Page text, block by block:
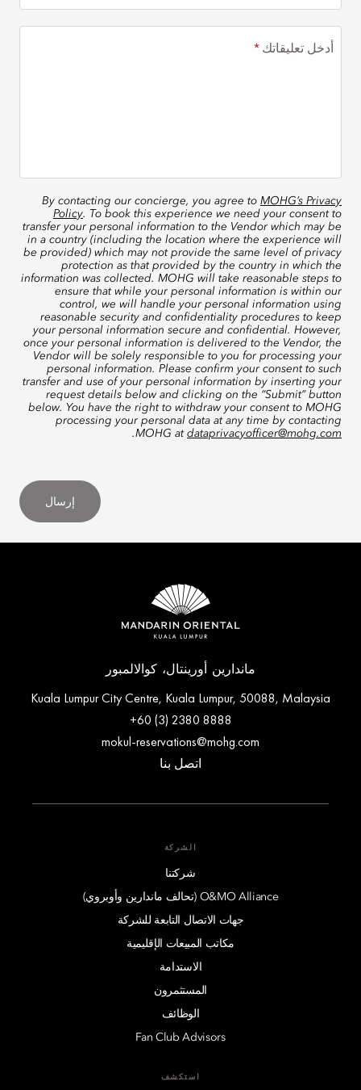
أدخل تعليقاتك
By contacting our concierge, you agree to MOHG’s Privacy
Policy. To book this experience we need your consent to
transfer your personal information to the Vendor which may be
in a country (including the location where the experience will
be provided) which may not provide the same level of privacy
protection as that provided by the country in which the
information was collected. MOHG will take reasonable steps to
ensure that while your personal information is within our
control, we will handle your personal information using
reasonable security and confidentiality procedures to keep
your personal information secure and confidential. However,
once your personal information is delivered to the Vendor, the
Vendor will be solely responsible to you for processing your
personal information. Please confirm your consent to such
transfer and use of your personal information by inserting your
request details below and clicking on the “Submit” button
below. You have the right to withdraw your consent to MOHG
processing your personal data at any time by contacting
MOHG at dataprivacyofficer@mohg.com
.
إرسال
ماندارين أورينتال، كوالالمبور
Kuala Lumpur City Centre, Kuala Lumpur, 50088, Malaysia
+60 (3) 2380 8888
mokul-reservations@mohg.com
اتصل بنا
الشركة
شركتنا
O&MO Alliance (تحالف ماندارين وأوبروي)
جهات الاتصال التابعة للشركة
مكاتب المبيعات الإقليمية
الاستدامة
المستثمرون
الوظائف
Fan Club Advisors
استكشف